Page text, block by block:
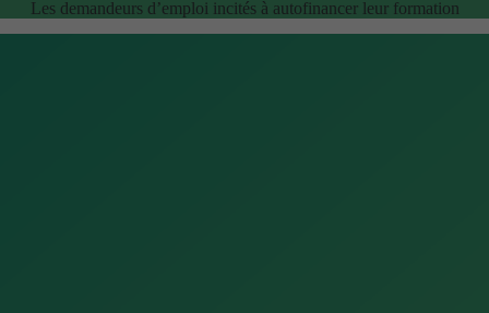
Les demandeurs d’emploi incités à autofinancer leur formation